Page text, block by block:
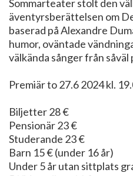
Sommarteater stolt den
äventyrsberättelsen om
baserad på Alexandre
humor, oväntade
välkända sånger från
Premiär to 27.6 2024 kl.
Biljetter 28 €
Pensionär 23 €
Studerande 23 €
Barn 15 € (under 16 år)
Under 5 år utan sittplats